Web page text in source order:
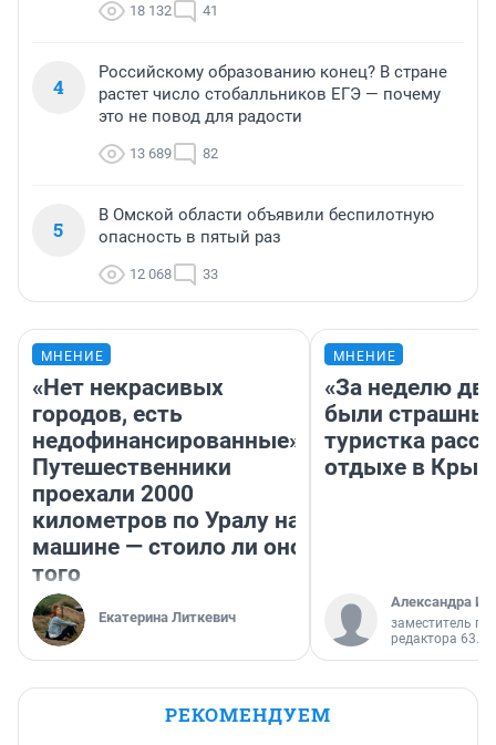
18 132 41
4
Российскому образованию конец? В стране
растет число стобалльников ЕГЭ — почему
это не повод для радости
13 689 82
5
В Омской области объявили беспилотную
опасность в пятый раз
12 068 33
МНЕНИЕ
«Нет некрасивых
городов, есть
недофинансированные».
Путешественники
проехали 2000
километров по Уралу на
машине — стоило ли оно
того
Екатерина Литкевич
МНЕНИЕ
«За неделю
были
туристка
отдыхе в
Александра
заместитель
редактора 63.RU
РЕКОМЕНДУЕМ